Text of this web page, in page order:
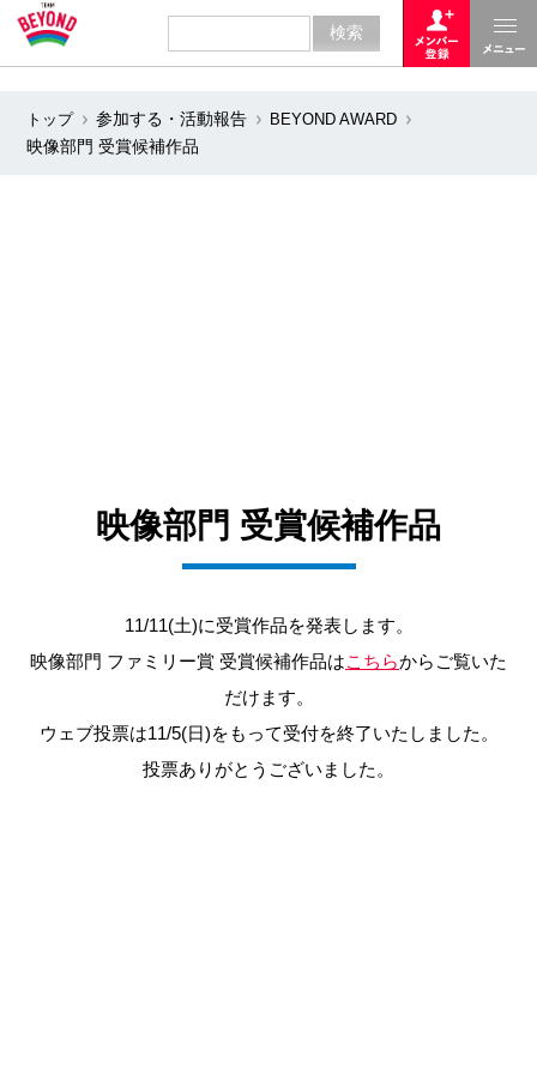
トップ 参加する・活動報告 BEYOND AWARD
映像部門 受賞候補作品
映像部門 受賞候補作品
11/11(土)に受賞作品を発表します。
映像部門 ファミリー賞 受賞候補作品はこちらからご覧いた
だけます。
ウェブ投票は11/5(日)をもって受付を終了いたしました。
投票ありがとうございました。